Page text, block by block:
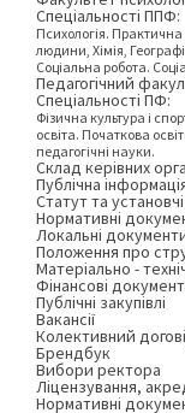
Спеціальності ППФ:
Психологія. Практична
людини, Хімія,
Соціальна робота.
Педагогічний
Спеціальності ПФ:
Фізична культура і
освіта. Початкова
педагогічні науки.
Склад керівних
Публічна
Статут та
Нормативні
Локальні
Положення про
Матеріально -
Фінансові
Публічні закупівлі
Вакансії
Колективний
Брендбук
Вибори ректора
Ліцензування,
Нормативні